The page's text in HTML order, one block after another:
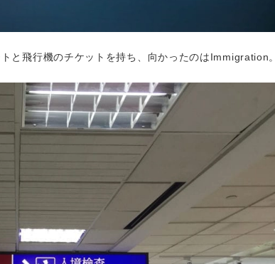
と飛行機のチケットを持ち、向かったのはImmigration。